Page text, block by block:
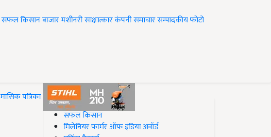
सफल किसानबाजारमशीनरीसाक्षात्कारकंपनी समाचारसम्पादकीयफोटो
मासिक पत्रिका
#Top on Krishi Jagran
सफल किसान
मिलेनियर फार्मर ऑफ इंडिया अवॉर्ड